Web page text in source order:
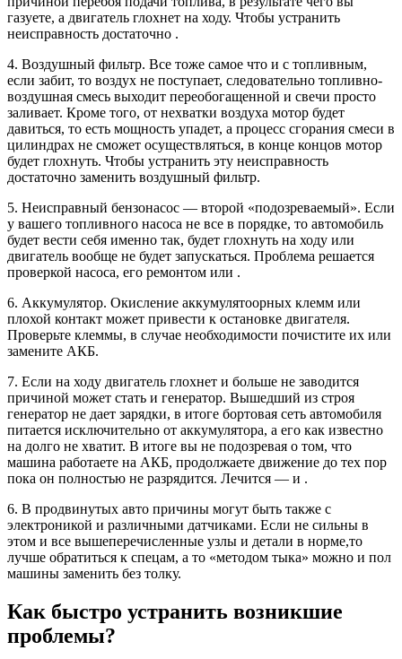
газуете, а двигатель глохнет на ходу. Чтобы устранить
неисправность достаточно .
4. Воздушный фильтр. Все тоже самое что и с топливным,
если забит, то воздух не поступает, следовательно топливно-
воздушная смесь выходит переобогащенной и свечи просто
заливает. Кроме того, от нехватки воздуха мотор будет
давиться, то есть мощность упадет, а процесс сгорания смеси в
цилиндрах не сможет осуществляться, в конце концов мотор
будет глохнуть. Чтобы устранить эту неисправность
достаточно заменить воздушный фильтр.
5. Неисправный бензонасос — второй «подозреваемый». Если
у вашего топливного насоса не все в порядке, то автомобиль
будет вести себя именно так, будет глохнуть на ходу или
двигатель вообще не будет запускаться. Проблема решается
проверкой насоса, его ремонтом или .
6. Аккумулятор. Окисление аккумулятоорных клемм или
плохой контакт может привести к остановке двигателя.
Проверьте клеммы, в случае необходимости почистите их или
замените АКБ.
7. Если на ходу двигатель глохнет и больше не заводится
причиной может стать и генератор. Вышедший из строя
генератор не дает зарядки, в итоге бортовая сеть автомобиля
питается исключительно от аккумулятора, а его как известно
на долго не хватит. В итоге вы не подозревая о том, что
машина работаете на АКБ, продолжаете движение до тех пор
пока он полностью не разрядится. Лечится — и .
6. В продвинутых авто причины могут быть также с
электроникой и различными датчиками. Если не сильны в
этом и все вышеперечисленные узлы и детали в норме,то
лучше обратиться к спецам, а то «методом тыка» можно и пол
машины заменить без толку.
Как быстро устранить возникшие
проблемы?